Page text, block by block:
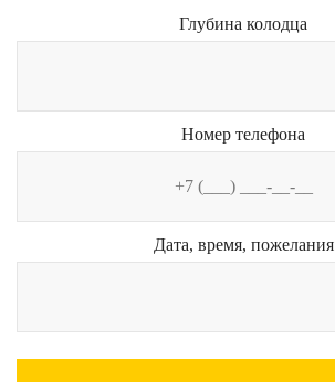
Глубина колодца
Номер телефона
Дата, время, пожелания